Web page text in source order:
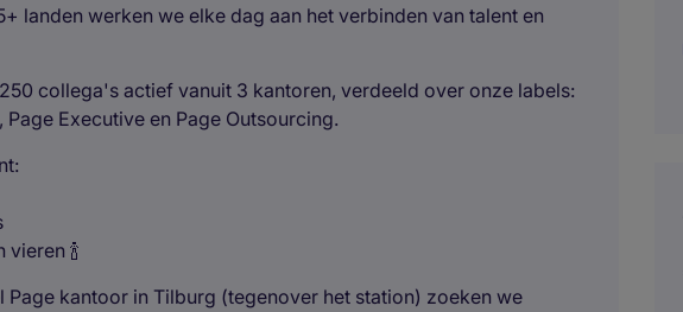
landen werken we elke dag aan het verbinden van talent en
collega's actief vanuit 3 kantoren, verdeeld over onze labels:
Executive en Page Outsourcing.
🍾
kantoor in Tilburg (tegenover het station) zoeken we